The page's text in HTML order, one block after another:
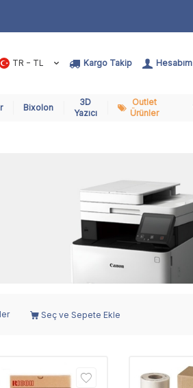
TR − TL Kargo Takip Hesabım
Bixolon
3D
Yazıcı
Outlet
Ürünler
Seç ve Sepete Ekle